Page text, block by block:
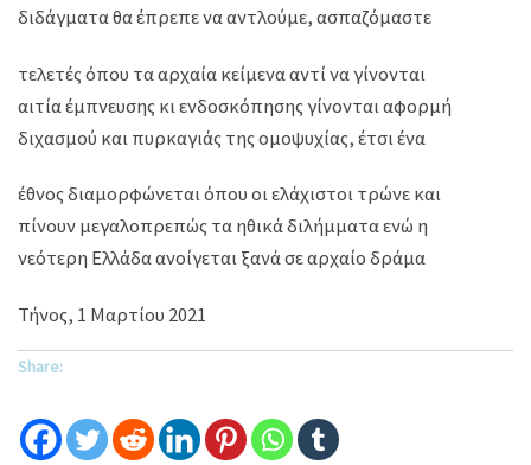
διδάγματα θα έπρεπε να αντλούμε, ασπαζόμαστε
τελετές όπου τα αρχαία κείμενα αντί να γίνονται
αιτία έμπνευσης κι ενδοσκόπησης γίνονται αφορμή
διχασμού και πυρκαγιάς της ομοψυχίας, έτσι ένα
έθνος διαμορφώνεται όπου οι ελάχιστοι τρώνε και
πίνουν μεγαλοπρεπώς τα ηθικά διλήμματα ενώ η
νεότερη Ελλάδα ανοίγεται ξανά σε αρχαίο δράμα
Τήνος, 1 Μαρτίου 2021
Share: